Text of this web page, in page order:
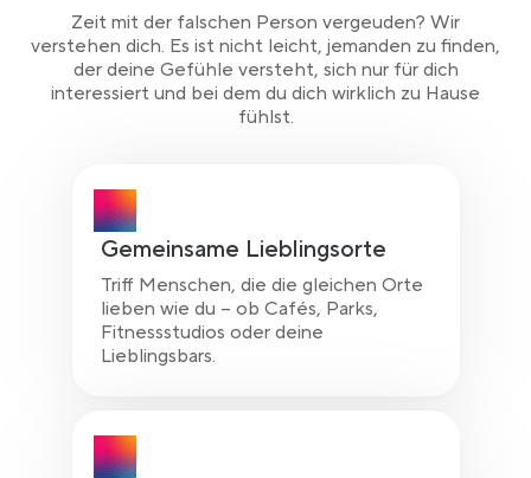
Zeit mit der falschen Person vergeuden? Wir
verstehen dich. Es ist nicht leicht, jemanden zu finden,
der deine Gefühle versteht, sich nur für dich
interessiert und bei dem du dich wirklich zu Hause
fühlst.
Gemeinsame Lieblingsorte
Triff Menschen, die die gleichen Orte
lieben wie du – ob Cafés, Parks,
Fitnessstudios oder deine
Lieblingsbars.